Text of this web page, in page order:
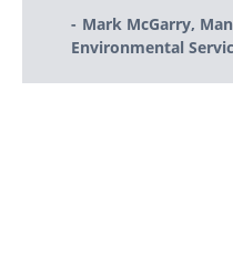
Mark McGarry,
Environmental